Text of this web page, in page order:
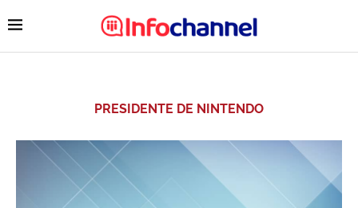
PRESIDENTE DE NINTENDO